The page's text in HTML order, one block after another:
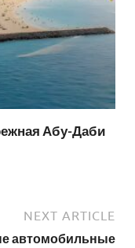
Абу-Даби
NEXT ARTICLE
автомобильные